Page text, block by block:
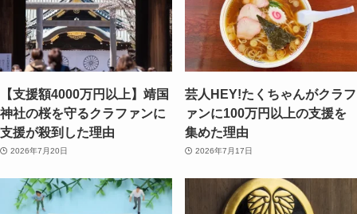
【支援額4000万円以上】靖国
神社の桜を守るクラファンに
支援が殺到した理由
2026年7月20日
芸人HEY!たくちゃんがクラフ
ァンに100万円以上の支援を
集めた理由
2026年7月17日